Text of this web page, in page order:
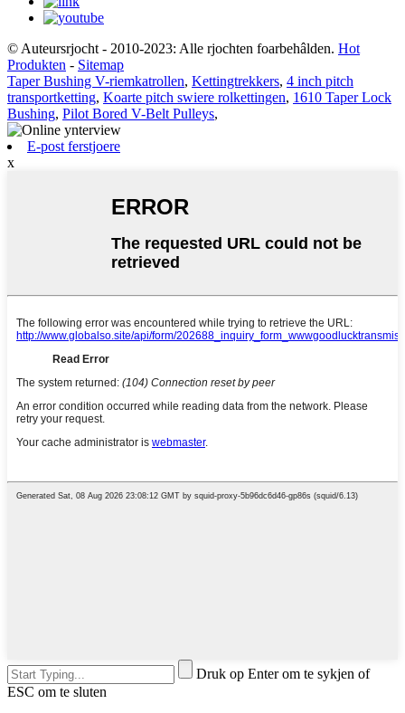
© Auteursrjocht - 2010-2023: Alle rjochten foarbehâlden. Hot
Produkten - Sitemap
Taper Bushing V-riemkatrollen, Kettingtrekkers, 4 inch pitch
transportketting, Koarte pitch swiere rolkettingen, 1610 Taper Lock
Bushing, Pilot Bored V-Belt Pulleys,
E-post ferstjoere
x
Druk op Enter om te sykjen of
ESC om te sluten